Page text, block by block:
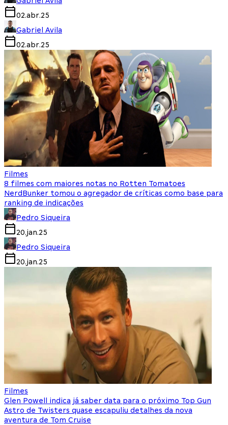
02.abr.25
Gabriel Avila
02.abr.25
Filmes
8 filmes com maiores notas no Rotten Tomatoes
NerdBunker tomou o agregador de críticas como base para
ranking de indicações
Pedro Siqueira
20.jan.25
Pedro Siqueira
20.jan.25
Filmes
Glen Powell indica já saber data para o próximo Top Gun
Astro de Twisters quase escapuliu detalhes da nova
aventura de Tom Cruise